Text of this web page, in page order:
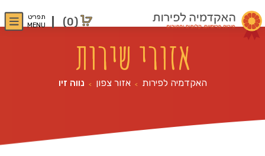
(0)
תפריט
MENU
אזורי שירות
האקדמיה לפירות > אזור צפון > נווה זיו